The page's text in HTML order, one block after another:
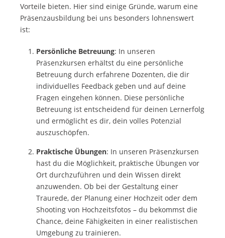
Vorteile bieten. Hier sind einige Gründe, warum eine
Präsenzausbildung bei uns besonders lohnenswert
ist:
Persönliche Betreuung: In unseren
Präsenzkursen erhältst du eine persönliche
Betreuung durch erfahrene Dozenten, die dir
individuelles Feedback geben und auf deine
Fragen eingehen können. Diese persönliche
Betreuung ist entscheidend für deinen Lernerfolg
und ermöglicht es dir, dein volles Potenzial
auszuschöpfen.
Praktische Übungen: In unseren Präsenzkursen
hast du die Möglichkeit, praktische Übungen vor
Ort durchzuführen und dein Wissen direkt
anzuwenden. Ob bei der Gestaltung einer
Traurede, der Planung einer Hochzeit oder dem
Shooting von Hochzeitsfotos – du bekommst die
Chance, deine Fähigkeiten in einer realistischen
Umgebung zu trainieren.